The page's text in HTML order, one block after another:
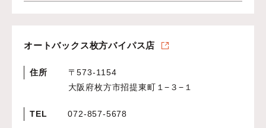
オートバックス枚方バイパス店
住所
〒573-1154
大阪府枚方市招提東町１−３−１
TEL 072-857-5678